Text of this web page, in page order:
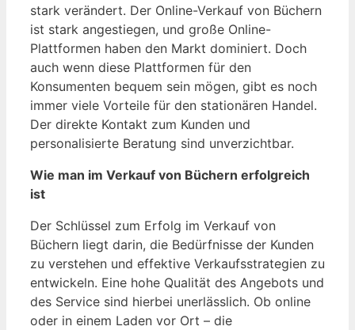
stark verändert. Der Online-Verkauf von Büchern
ist stark angestiegen, und große Online-
Plattformen haben den Markt dominiert. Doch
auch wenn diese Plattformen für den
Konsumenten bequem sein mögen, gibt es noch
immer viele Vorteile für den stationären Handel.
Der direkte Kontakt zum Kunden und
personalisierte Beratung sind unverzichtbar.
Wie man im Verkauf von Büchern erfolgreich
ist
Der Schlüssel zum Erfolg im Verkauf von
Büchern liegt darin, die Bedürfnisse der Kunden
zu verstehen und effektive Verkaufsstrategien zu
entwickeln. Eine hohe Qualität des Angebots und
des Service sind hierbei unerlässlich. Ob online
oder in einem Laden vor Ort – die